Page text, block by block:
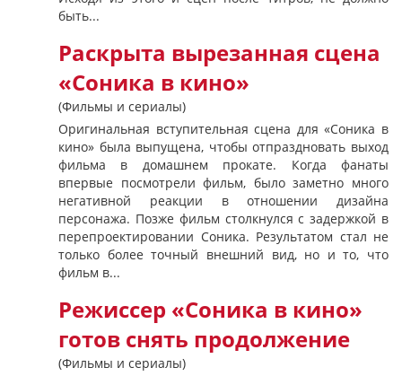
быть...
Раскрыта вырезанная сцена
«Соника в кино»
(Фильмы и сериалы)
Оригинальная вступительная сцена для «Соника в
кино» была выпущена, чтобы отпраздновать выход
фильма в домашнем прокате. Когда фанаты
впервые посмотрели фильм, было заметно много
негативной реакции в отношении дизайна
персонажа. Позже фильм столкнулся с задержкой в
перепроектировании Соника. Результатом стал не
только более точный внешний вид, но и то, что
фильм в...
Режиссер «Соника в кино»
готов снять продолжение
(Фильмы и сериалы)